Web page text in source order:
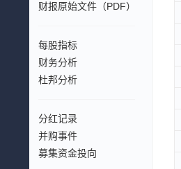
财报原始文件（PDF）
每股指标
财务分析
杜邦分析
分红记录
并购事件
募集资金投向